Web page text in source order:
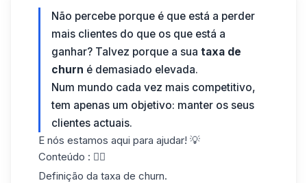
Não percebe porque é que está a perder
mais clientes do que os que está a
ganhar? Talvez porque a sua taxa de
churn é demasiado elevada.
Num mundo cada vez mais competitivo,
tem apenas um objetivo: manter os seus
clientes actuais.
E nós estamos aqui para ajudar! 💡
Conteúdo : 👇🏼
Definição da taxa de churn.